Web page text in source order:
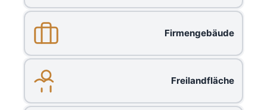
Firmengebäude
Freilandfläche